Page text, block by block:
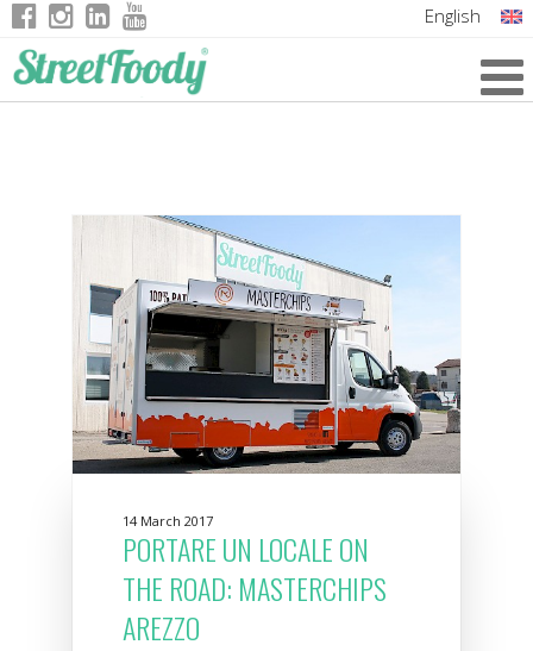
English
14 March 2017
PORTARE UN LOCALE ON
THE ROAD: MASTERCHIPS
AREZZO